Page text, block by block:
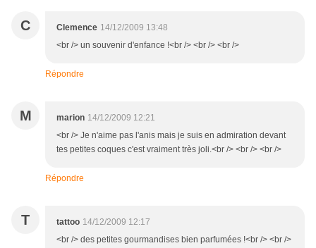
C Clemence 14/12/2009 13:48
<br /> un souvenir d'enfance !<br /> <br /> <br />
Répondre
M marion 14/12/2009 12:21
<br /> Je n'aime pas l'anis mais je suis en admiration devant
tes petites coques c'est vraiment très joli.<br /> <br /> <br />
Répondre
T tattoo 14/12/2009 12:17
<br /> des petites gourmandises bien parfumées !<br /> <br />